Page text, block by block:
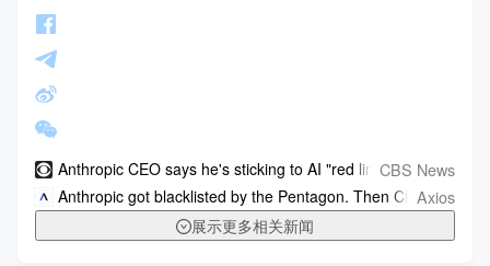
Anthropic CEO says he's sticking to AI "red lines" despite
CBS News
Anthropic got blacklisted by the Pentagon. Then Claude hit
Axios
展示更多相关新闻